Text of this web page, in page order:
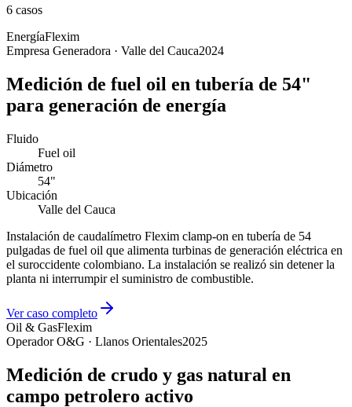
6 casos
EnergíaFlexim
Empresa Generadora · Valle del Cauca2024
Medición de fuel oil en tubería de 54"
para generación de energía
Fluido
Fuel oil
Diámetro
54"
Ubicación
Valle del Cauca
Instalación de caudalímetro Flexim clamp-on en tubería de 54
pulgadas de fuel oil que alimenta turbinas de generación eléctrica en
el suroccidente colombiano. La instalación se realizó sin detener la
planta ni interrumpir el suministro de combustible.
Ver caso completo
Oil & GasFlexim
Operador O&G · Llanos Orientales2025
Medición de crudo y gas natural en
campo petrolero activo